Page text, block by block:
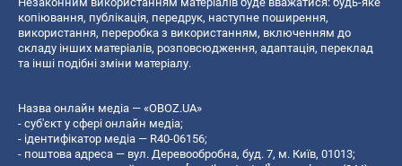
копiювання, публiкацiя, передрук, наступне поширення,
використання, переробка з використанням, включенням до
складу інших матеріалів, розповсюдження, адаптація, переклад
та інші подібні зміни матеріалу.
Назва онлайн медіа — «OBOZ.UA»
- суб'єкт у сфері онлайн медіа;
- ідентифікатор медіа — R40-06156;
- поштова адреса — вул. Деревообробна, буд. 7, м. Київ, 01013;